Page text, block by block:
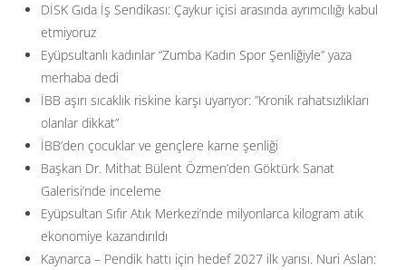
DİSK Gıda İş Sendikası: Çaykur içisi arasında ayrımcılığı kabul
etmiyoruz
Eyüpsultanlı kadınlar “Zumba Kadın Spor Şenliğiyle” yaza
merhaba dedi
İBB aşırı sıcaklık riskine karşı uyarıyor: ”Kronik rahatsızlıkları
olanlar dikkat”
İBB’den çocuklar ve gençlere karne şenliği
Başkan Dr. Mithat Bülent Özmen’den Göktürk Sanat
Galerisi’nde inceleme
Eyüpsultan Sıfır Atık Merkezi’nde milyonlarca kilogram atık
ekonomiye kazandırıldı
Kaynarca – Pendik hattı için hedef 2027 ilk yarısı. Nuri Aslan: